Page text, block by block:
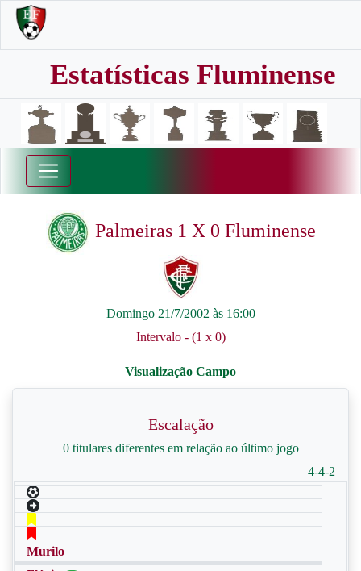
Estatísticas Fluminense
Palmeiras 1 X 0 Fluminense
Domingo 21/7/2002 às 16:00
Intervalo - (1 x 0)
Escalação
0 titulares diferentes em relação ao último jogo
4-4-2
Murilo